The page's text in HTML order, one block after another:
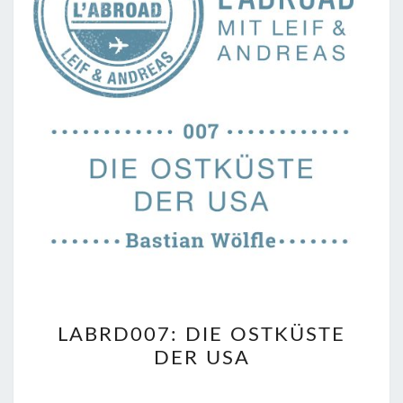
DIE
OSTKÜSTE
LABRD007: DIE OSTKÜSTE
DER USA